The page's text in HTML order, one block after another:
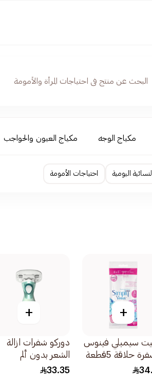
مكياج الوجه مكياج العيون والحواجب
اليومية احتياجات الأمومة
+
سيمبلي فينوس
+
دوركو شفرات ازالة
الشعر بدون ألم
33.35